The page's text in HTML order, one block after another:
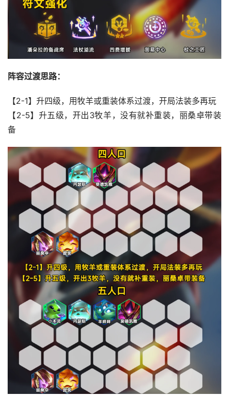
阵容过渡思路：
【2-1】升四级，用牧羊或重装体系过渡，开局法装多再玩
【2-5】升五级，开出3牧羊，没有就补重装，丽桑卓带装
备